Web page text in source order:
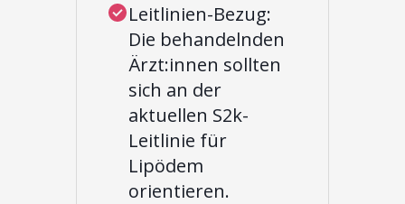
Leitlinien-Bezug:
Die behandelnden
Ärzt:innen sollten
sich an der
aktuellen S2k-
Leitlinie für
Lipödem
orientieren.